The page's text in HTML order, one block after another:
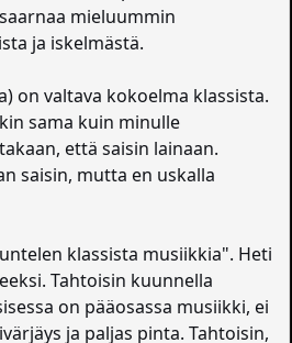
mieluummin
ja iskelmästä.
on valtava kokoelma klassista.
sama kuin minulle
että saisin lainaan.
saisin, mutta en uskalla
klassista musiikkia". Heti
Tahtoisin kuunnella
on pääosassa musiikki, ei
ja paljas pinta. Tahtoisin,